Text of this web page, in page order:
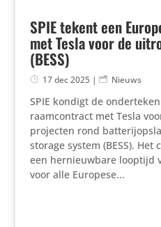
SPIE tekent een
met Tesla voor de
(BESS)
17 dec 2025| Nieuws
SPIE kondigt de
raamcontract met Tesla
projecten rond
storage system (BESS). Het
een hernieuwbare looptijd
voor alle Europese...